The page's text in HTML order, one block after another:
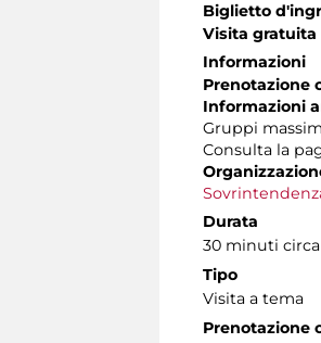
Biglietto
Visita gratuita
Informazioni
Prenotazione
Informazioni
Gruppi
Consulta la
Durata
30 minuti circa
Tipo
Visita a tema
Prenotazione